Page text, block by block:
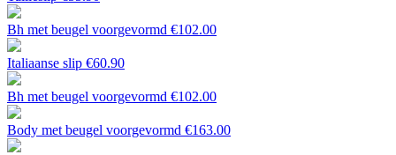
Bh met beugel voorgevormd €102.00
Italiaanse slip €60.90
Bh met beugel voorgevormd €102.00
Body met beugel voorgevormd €163.00